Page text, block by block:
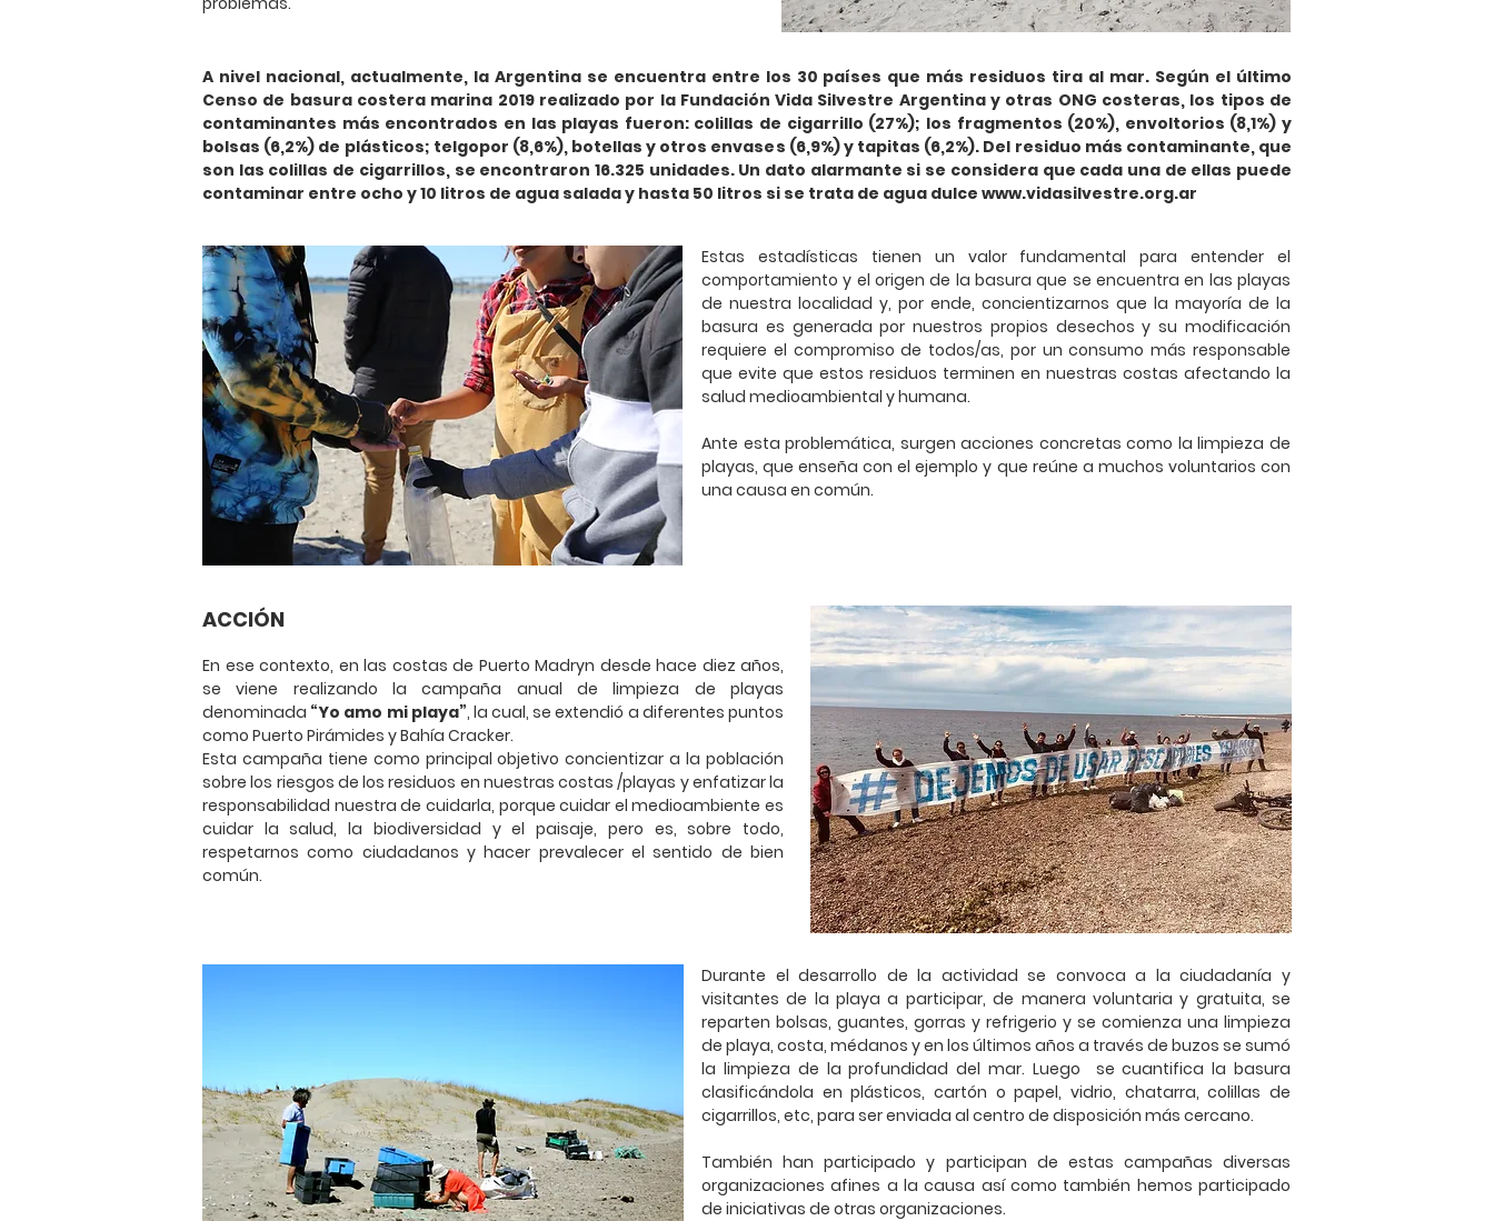
A nivel nacional, actualmente, la Argentina se encuentra entre los 30 países que más residuos tira al mar. Según el último
Censo de basura costera marina 2019 realizado por la Fundación Vida Silvestre Argentina y otras ONG costeras, los tipos de
contaminantes más encontrados en las playas fueron: colillas de cigarrillo (27%); los fragmentos (20%), envoltorios (8,1%) y
bolsas (6,2%) de plásticos; telgopor (8,6%), botellas y otros envases (6,9%) y tapitas (6,2%). Del residuo más contaminante, que
son las colillas de cigarrillos, se encontraron 16.325 unidades. Un dato alarmante si se considera que cada una de ellas puede
contaminar entre ocho y 10 litros de agua salada y hasta 50 litros si se trata de agua dulce www.vidasilvestre.org.ar
Estas estadísticas tienen un valor fundamental para entender el
comportamiento y el origen de la basura que se encuentra en las playas
de nuestra localidad y, por ende, concientizarnos que la mayoría de la
basura es generada por nuestros propios desechos y su modificación
requiere el compromiso de todos/as, por un consumo más responsable
que evite que estos residuos terminen en nuestras costas afectando la
salud medioambiental y humana.
Ante esta problemática, surgen acciones concretas como la limpieza de
playas, que enseña con el ejemplo y que reúne a muchos voluntarios con
una causa en común.
ACCIÓN
En ese contexto, en las costas de Puerto Madryn desde hace diez años,
se viene realizando la campaña anual de limpieza de playas
denominada “Yo amo mi playa”, la cual, se extendió a diferentes puntos
como Puerto Pirámides y Bahía Cracker.
Esta campaña tiene como principal objetivo concientizar a la población
sobre los riesgos de los residuos en nuestras costas /playas y enfatizar la
responsabilidad nuestra de cuidarla, porque cuidar el medioambiente es
cuidar la salud, la biodiversidad y el paisaje, pero es, sobre todo,
respetarnos como ciudadanos y hacer prevalecer el sentido de bien
común.
Durante el desarrollo de la actividad se convoca a la ciudadanía y
visitantes de la playa a participar, de manera voluntaria y gratuita, se
reparten bolsas, guantes, gorras y refrigerio y se comienza una limpieza
de playa, costa, médanos y en los últimos años a través de buzos se sumó
la limpieza de la profundidad del mar. Luego se cuantifica la basura
clasificándola en plásticos, cartón o papel, vidrio, chatarra, colillas de
cigarrillos, etc, para ser enviada al centro de disposición más cercano.
También han participado y participan de estas campañas diversas
organizaciones afines a la causa así como también hemos participado
de iniciativas de otras organizaciones.